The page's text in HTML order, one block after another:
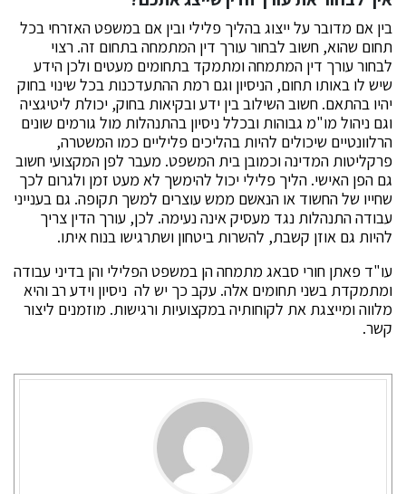
בין אם מדובר על ייצוג בהליך פלילי ובין אם במשפט האזרחי בכל
תחום שהוא, חשוב לבחור עורך דין המתמחה בתחום זה. רצוי
לבחור עורך דין המתמחה ומתמקד בתחומים מעטים ולכן הידע
שיש לו באותו תחום, הניסיון וגם רמת ההתעדכנות בכל שינוי בחוק
יהיו בהתאם. חשוב השילוב בין ידע ובקיאות בחוק, יכולת ליטיגציה
וגם ניהול מו"מ גבוהות ובכלל ניסיון בהתנהלות מול גורמים שונים
הרלוונטיים שיכולים להיות בהליכים פליליים כמו המשטרה,
פרקליטות המדינה וכמובן בית המשפט. מעבר לפן המקצועי חשוב
גם הפן האישי. הליך פלילי יכול להימשך לא מעט זמן ולגרום לכך
שחייו של החשוד או הנאשם ממש עוצרים למשך תקופה. גם בענייני
עבודה התנהלות נגד מעסיק אינה נעימה. לכן, עורך הדין צריך
להיות גם אוזן קשבת, להשרות ביטחון ושתרגישו בנוח איתו.
עו"ד פאתן חורי סבאג מתמחה הן במשפט הפלילי והן בדיני עבודה
ומתמקדת בשני תחומים אלה. עקב כך יש לה ניסיון וידע רב והיא
מלווה ומייצגת את לקוחותיה במקצועיות ורגישות. מוזמנים ליצור
קשר.